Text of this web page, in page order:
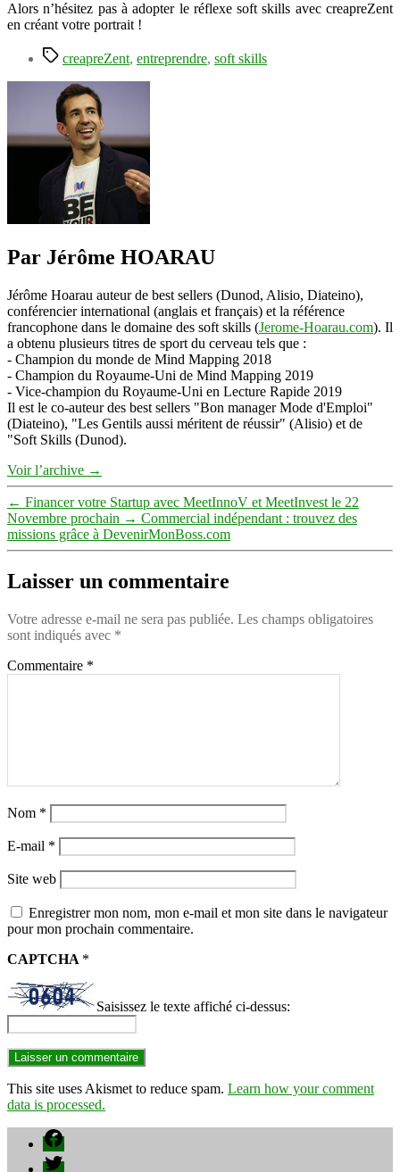
Alors n’hésitez pas à adopter le réflexe soft skills avec creapreZent
en créant votre portrait !
Étiquettes
creapreZent, entreprendre, soft skills
Par Jérôme HOARAU
Jérôme Hoarau auteur de best sellers (Dunod, Alisio, Diateino),
conférencier international (anglais et français) et la référence
francophone dans le domaine des soft skills (Jerome-Hoarau.com). Il
a obtenu plusieurs titres de sport du cerveau tels que :
- Champion du monde de Mind Mapping 2018
- Champion du Royaume-Uni de Mind Mapping 2019
- Vice-champion du Royaume-Uni en Lecture Rapide 2019
Il est le co-auteur des best sellers "Bon manager Mode d'Emploi"
(Diateino), "Les Gentils aussi méritent de réussir" (Alisio) et de
"Soft Skills (Dunod).
Voir l’archive →
← Financer votre Startup avec MeetInnoV et MeetInvest le 22
Novembre prochain → Commercial indépendant : trouvez des
missions grâce à DevenirMonBoss.com
Laisser un commentaire
Votre adresse e-mail ne sera pas publiée. Les champs obligatoires
sont indiqués avec *
Commentaire *
Nom *
E-mail *
Site web
Enregistrer mon nom, mon e-mail et mon site dans le navigateur
pour mon prochain commentaire.
CAPTCHA *
Saisissez le texte affiché ci-dessus:
This site uses Akismet to reduce spam. Learn how your comment
data is processed.
Facebook
Twitter